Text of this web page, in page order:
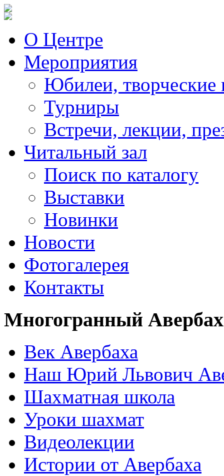
О Центре
Мероприятия
Юбилеи, творческие
Турниры
Встречи, лекции,
Читальный зал
Поиск по каталогу
Выставки
Новинки
Новости
Фотогалерея
Контакты
Многогранный Авербах
Век Авербаха
Наш Юрий Львович
Шахматная школа
Уроки шахмат
Видеолекции
Истории от Авербаха